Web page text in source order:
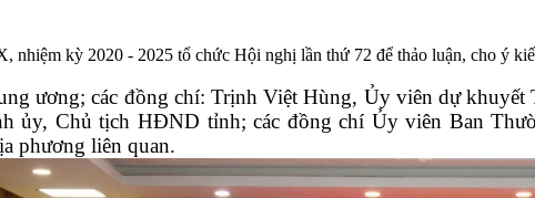
nhiệm kỳ 2020 - 2025 tổ chức Hội nghị lần thứ 72 để thảo luận, cho ý
ương; các đồng chí: Trịnh Việt Hùng, Ủy viên dự
ủy, Chủ tịch HĐND tỉnh; các đồng chí Ủy viên Ban
phương liên quan.